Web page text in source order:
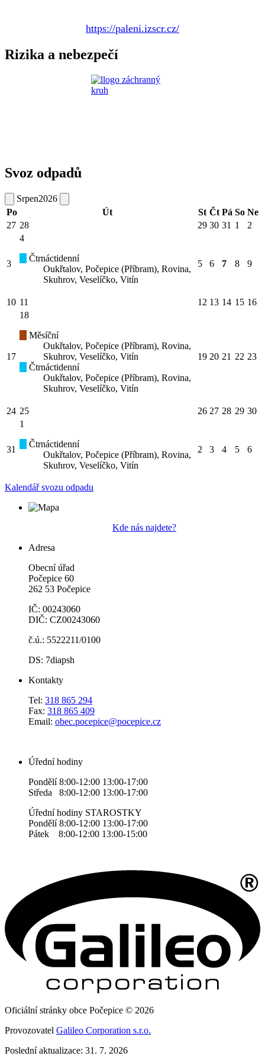
https://paleni.izscr.cz/
Rizika a nebezpečí
Svoz odpadů
Srpen2026
Po
Út St Čt Pá So Ne
27 28 29 30 31 1 2
3
4
Čtrnáctidenní
Oukřtalov, Počepice (Příbram), Rovina,
Skuhrov, Veselíčko, Vitín
5 6 7 8 9
10 11 12 13 14 15 16
17
18
Měsíční
Oukřtalov, Počepice (Příbram), Rovina,
Skuhrov, Veselíčko, Vitín
Čtrnáctidenní
Oukřtalov, Počepice (Příbram), Rovina,
Skuhrov, Veselíčko, Vitín
19 20 21 22 23
24 25 26 27 28 29 30
31
1
Čtrnáctidenní
Oukřtalov, Počepice (Příbram), Rovina,
Skuhrov, Veselíčko, Vitín
2 3 4 5 6
Kalendář svozu odpadu
Kde nás najdete?
Adresa
Obecní úřad
Počepice 60
262 53 Počepice
IČ: 00243060
DIČ: CZ00243060
č.ú.: 5522211/0100
DS: 7diapsh
Kontakty
Tel: 318 865 294
Fax: 318 865 409
Email: obec.pocepice@pocepice.cz
Úřední hodiny
Pondělí 8:00-12:00 13:00-17:00
Středa 8:00-12:00 13:00-17:00
Úřední hodiny STAROSTKY
Pondělí 8:00-12:00 13:00-17:00
Pátek 8:00-12:00 13:00-15:00
Oficiální stránky obce Počepice © 2026
Provozovatel Galileo Corporation s.r.o.
Poslední aktualizace: 31. 7. 2026